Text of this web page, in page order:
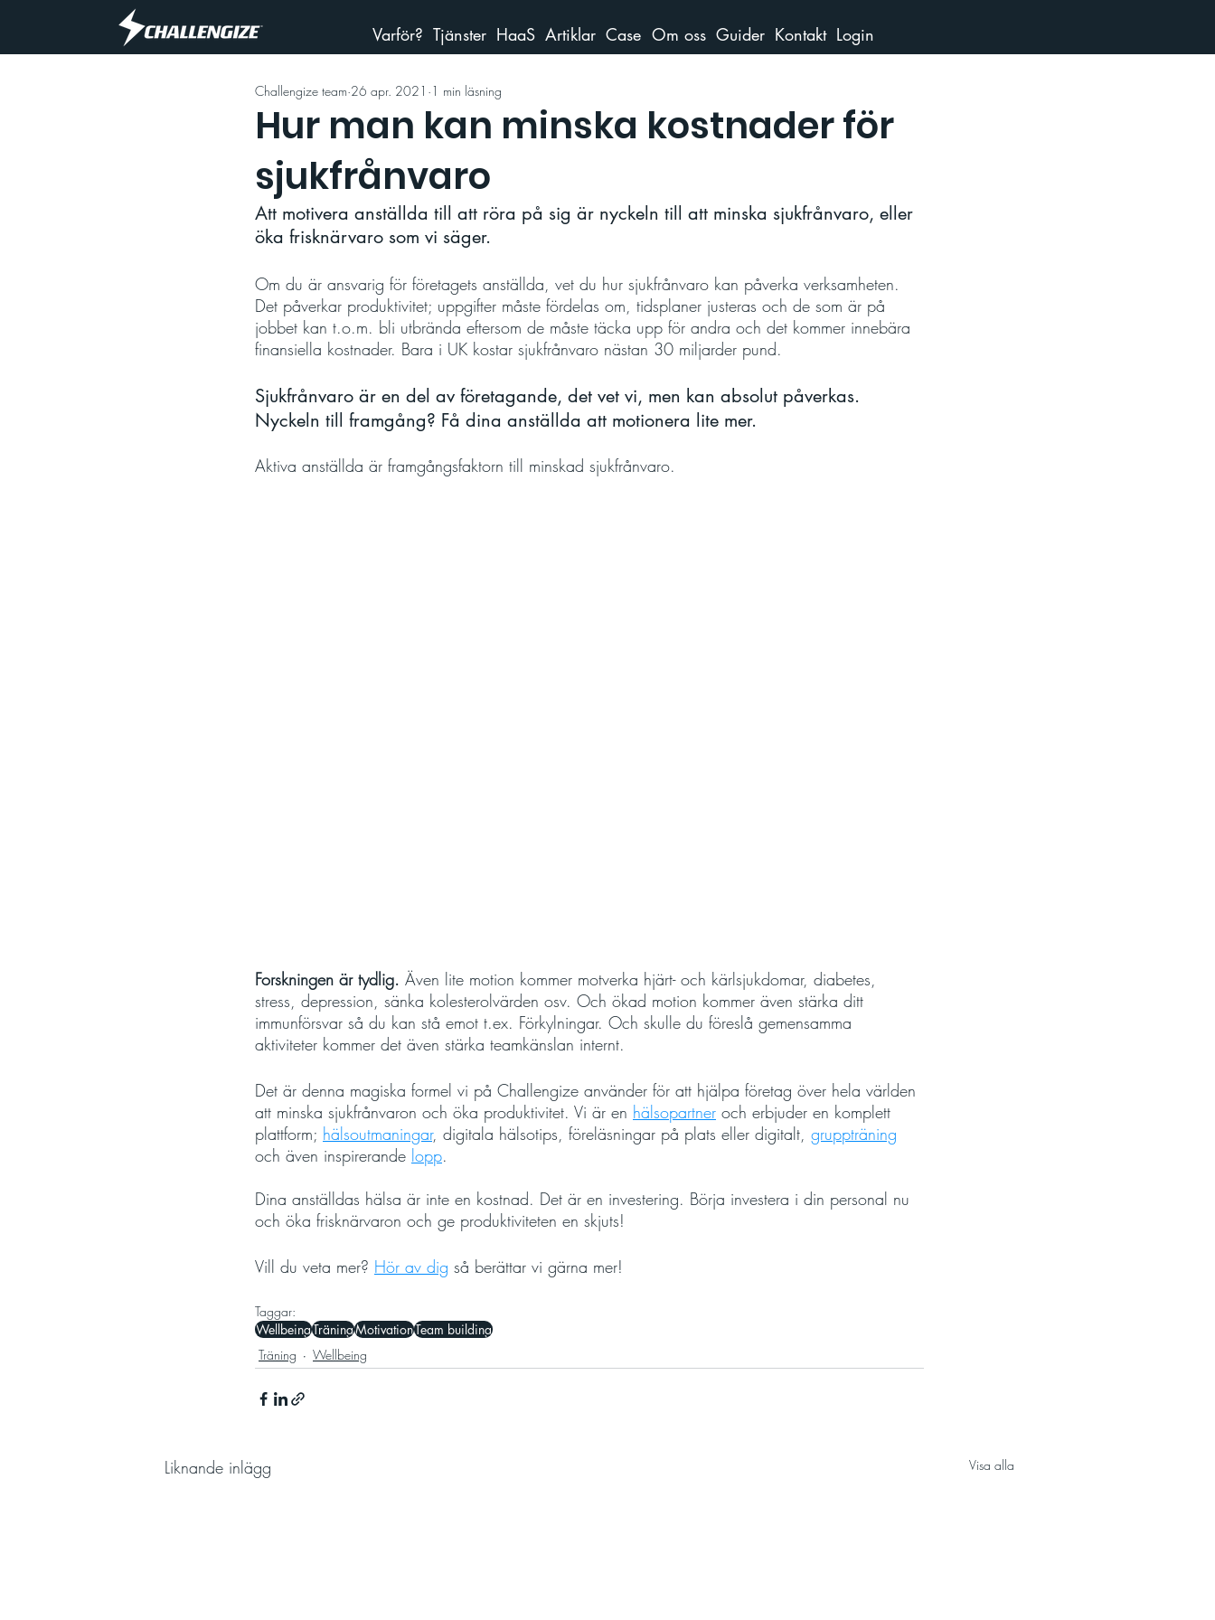
Varför? Tjänster HaaS Artiklar Case Om oss Guider Kontakt Login
Hur man kan minska kostnader för
sjukfrånvaro
Challengize team 26 apr. 2021 1 min läsning
Att motivera anställda till att röra på sig är nyckeln till att minska sjukfrånvaro, eller
öka frisknärvaro som vi säger.
Om du är ansvarig för företagets anställda, vet du hur sjukfrånvaro kan påverka verksamheten.
Det påverkar produktivitet; uppgifter måste fördelas om, tidsplaner justeras och de som är på
jobbet kan t.o.m. bli utbrända eftersom de måste täcka upp för andra och det kommer innebära
finansiella kostnader. Bara i UK kostar sjukfrånvaro nästan 30 miljarder pund.
Sjukfrånvaro är en del av företagande, det vet vi, men kan absolut påverkas.
Nyckeln till framgång? Få dina anställda att motionera lite mer.
Aktiva anställda är framgångsfaktorn till minskad sjukfrånvaro.
Forskningen är tydlig. Även lite motion kommer motverka hjärt- och kärlsjukdomar, diabetes,
stress, depression, sänka kolesterolvärden osv. Och ökad motion kommer även stärka ditt
immunförsvar så du kan stå emot t.ex. Förkylningar. Och skulle du föreslå gemensamma
aktiviteter kommer det även stärka teamkänslan internt.
Det är denna magiska formel vi på Challengize använder för att hjälpa företag över hela världen
att minska sjukfrånvaron och öka produktivitet. Vi är en hälsopartner och erbjuder en komplett
plattform; hälsoutmaningar, digitala hälsotips, föreläsningar på plats eller digitalt, gruppträning
och även inspirerande lopp.
Dina anställdas hälsa är inte en kostnad. Det är en investering. Börja investera i din personal nu
och öka frisknärvaron och ge produktiviteten en skjuts!
Vill du veta mer? Hör av dig så berättar vi gärna mer!
Taggar:
WellbeingTräningMotivationTeam building
Träning
Wellbeing
Liknande inlägg Visa alla